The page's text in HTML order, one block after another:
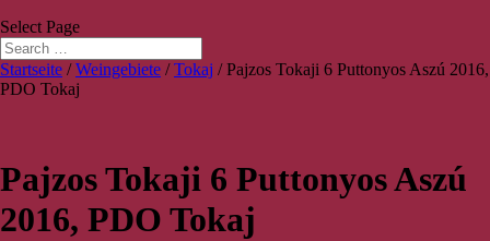
Select Page
Startseite /Weingebiete /Tokaj / Pajzos Tokaji 6 Puttonyos Aszú 2016,
PDO Tokaj
Pajzos Tokaji 6 Puttonyos Aszú
2016, PDO Tokaj